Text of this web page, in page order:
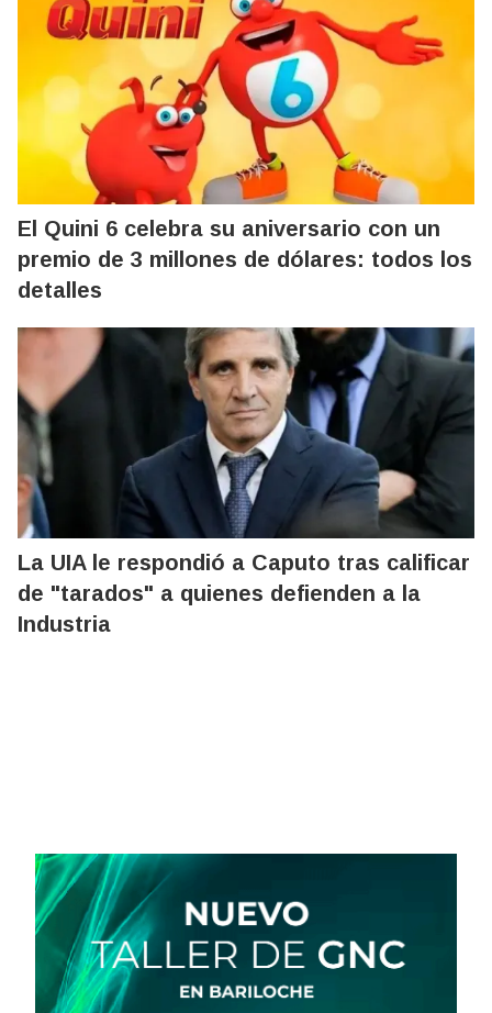
El Quini 6 celebra su aniversario con un
premio de 3 millones de dólares: todos los
detalles
La UIA le respondió a Caputo tras calificar
de "tarados" a quienes defienden a la
Industria